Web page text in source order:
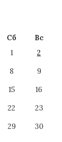
Сб
Вс
1
2
8
9
15
16
22
23
29
30